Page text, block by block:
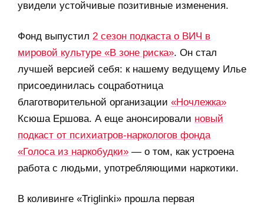
увидели устойчивые позитивные изменения.
Фонд выпустил 2 сезон подкаста о ВИЧ в
мировой культуре «В зоне риска». Он стал
лучшей версией себя: к нашему ведущему Илье
присоединилась соцработница
благотворительной организации «Ночлежка»
Ксюша Ершова. А еще анонсировали новый
подкаст от психиатров-наркологов фонда
«Голоса из наркобудки» — о том, как устроена
работа с людьми, употребляющими наркотики.
В коливинге «Triglinki» прошла первая